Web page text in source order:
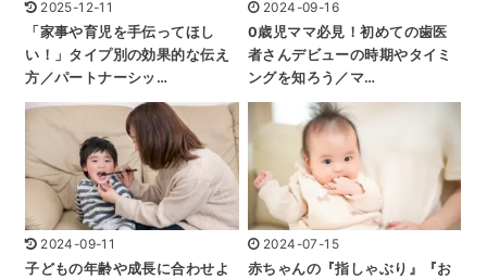
2025-12-11
「家事や育児を手伝ってほし
い！」タイプ別の効果的な伝え
方／パートナーシッ…
2024-09-16
0歳児ママ必見！初めての歯医
者さんデビューの時期やタイミ
ングを知ろう／マ…
2024-09-11
子どもの年齢や成長に合わせよ
2024-07-15
赤ちゃんの『指しゃぶり』『お